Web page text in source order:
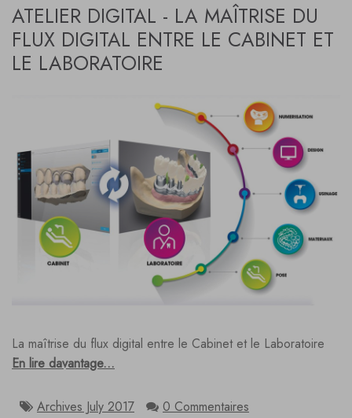
ATELIER DIGITAL - LA MAÎTRISE DU
FLUX DIGITAL ENTRE LE CABINET ET
LE LABORATOIRE
La maîtrise du flux digital entre le Cabinet et le Laboratoire
En lire davantage...
Archives July 2017
0 Commentaires